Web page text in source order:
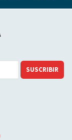
SUSCRIBIR